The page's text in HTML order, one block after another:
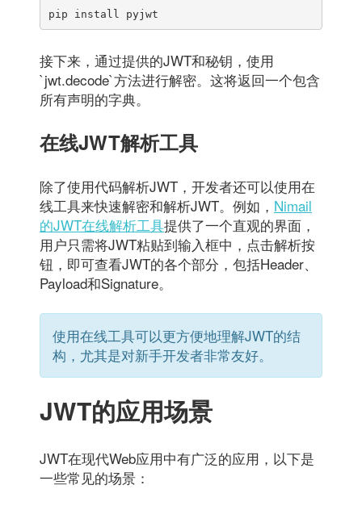
接下来，通过提供的JWT和秘钥，使用
`jwt.decode`方法进行解密。这将返回一个包含
所有声明的字典。
在线JWT解析工具
除了使用代码解析JWT，开发者还可以使用在
线工具来快速解密和解析JWT。例如， Nimail
的JWT在线解析工具提供了一个直观的界面，
用户只需将JWT粘贴到输入框中，点击解析按
钮，即可查看JWT的各个部分，包括Header、
Payload和Signature。
使用在线工具可以更方便地理解JWT的结
构，尤其是对新手开发者非常友好。
JWT的应用场景
JWT在现代Web应用中有广泛的应用，以下是
一些常见的场景：